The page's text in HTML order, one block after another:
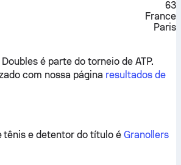
63
France
Paris
é parte do torneio de ATP.
com nossa página resultados de
tênis e detentor do título é Granollers